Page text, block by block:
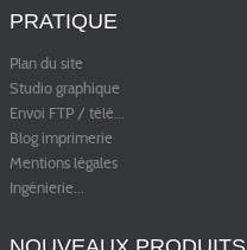
PRATIQUE
Plan du site
Studio graphique
Envoi FTP / télé...
Blog imprimerie
Mentions légales
Ingénierie...